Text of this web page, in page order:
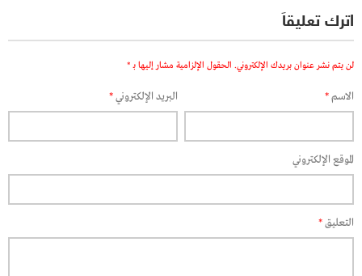
اترك تعليقاً
لن يتم نشر عنوان بريدك الإلكتروني. الحقول الإلزامية مشار إليها بـ *
الاسم* البريد الإلكتروني*
الموقع الإلكتروني
التعليق*